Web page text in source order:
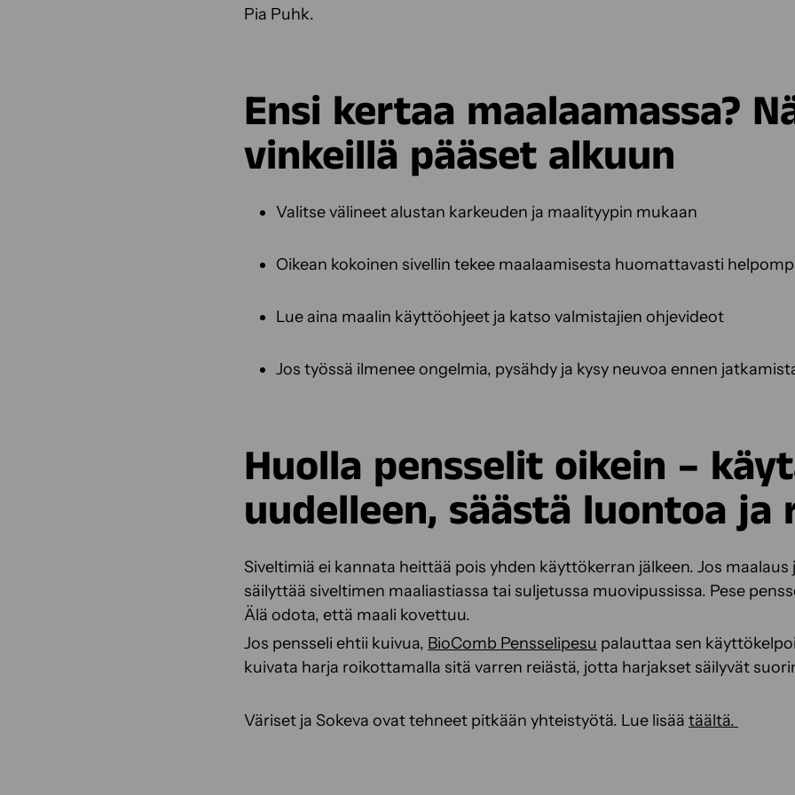
Pia Puhk.
Ensi kertaa maalaamassa?
vinkeillä pääset alkuun
Valitse välineet alustan karkeuden ja maalityypin mukaan
Oikean kokoinen sivellin tekee maalaamisesta huomattavasti
Lue aina maalin käyttöohjeet ja katso valmistajien ohjevideot
Jos työssä ilmenee ongelmia, pysähdy ja kysy neuvoa ennen
Huolla pensselit oikein –
uudelleen, säästä luontoa ja
Siveltimiä ei kannata heittää pois yhden käyttökerran jälkeen. Jos
säilyttää siveltimen maaliastiassa tai suljetussa muovipussissa. Pese
Älä odota, että maali kovettuu.
Jos pensseli ehtii kuivua, BioComb Pensselipesu palauttaa sen
kuivata harja roikottamalla sitä varren reiästä, jotta harjakset säilyvät
Väriset ja Sokeva ovat tehneet pitkään yhteistyötä. Lue lisää täältä.